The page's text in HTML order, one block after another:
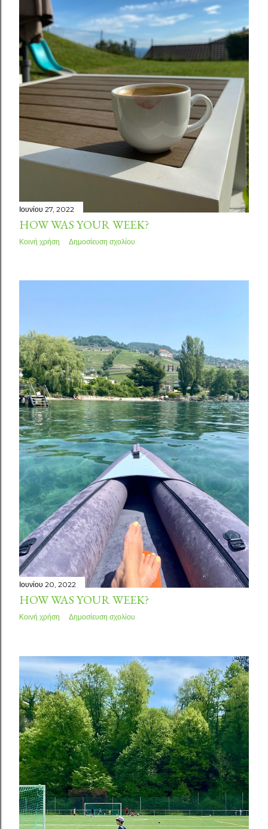
σ
ε
ι
ς
Ιουνίου 27, 2022
HOW WAS YOUR WEEK?
Κοινή χρήση Δημοσίευση σχολίου
Ιουνίου 20, 2022
HOW WAS YOUR WEEK?
Κοινή χρήση Δημοσίευση σχολίου